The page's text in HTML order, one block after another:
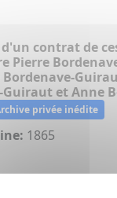
contrat de
Pierre
Bordenave-
Guiraut et Anne
privée inédite
1865